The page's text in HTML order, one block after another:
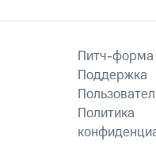
Питч-форма
Поддержка
Политика